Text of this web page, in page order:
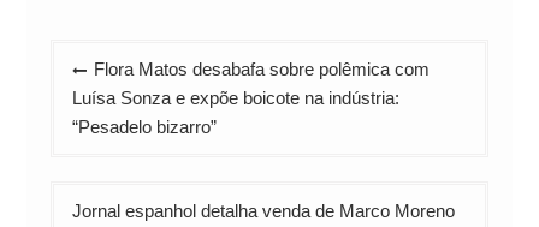
Navegação
de
Post
Flora Matos desabafa sobre polêmica com
Luísa Sonza e expõe boicote na indústria:
“Pesadelo bizarro”
Jornal espanhol detalha venda de Marco Moreno